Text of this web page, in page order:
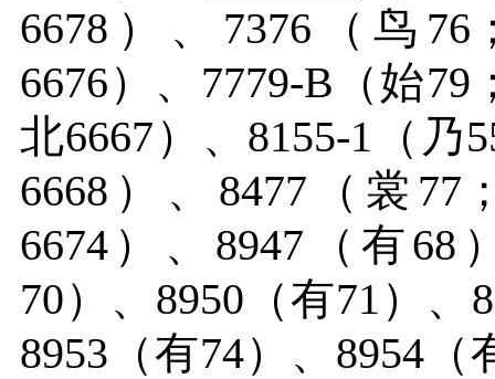
6678）、7376（鸟
6676）、7779-B（始
北6667）、8155-1（乃
6668）、8477（裳77
6674）、8947（有68
70）、8950（有71）、
8953（有74）、8954（